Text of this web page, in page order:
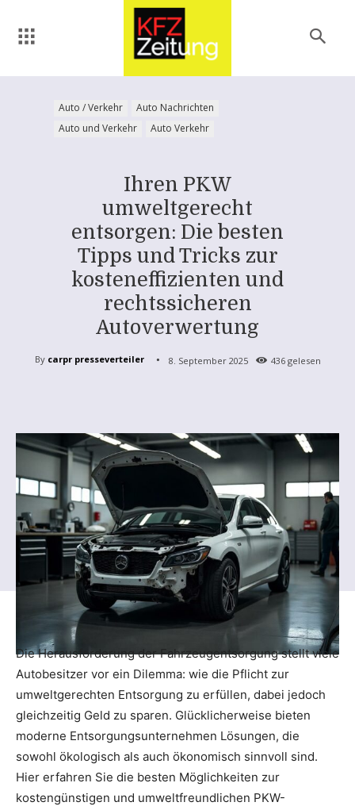
Auto / Verkehr
Auto Nachrichten
Auto und Verkehr
Auto Verkehr
Ihren PKW
umweltgerecht
entsorgen: Die besten
Tipps und Tricks zur
kosteneffizienten und
rechtssicheren
Autoverwertung
By carpr presseverteiler 8. September 2025 436gelesen
Die Herausforderung der Fahrzeugentsorgung stellt viele
Autobesitzer vor ein Dilemma: wie die Pflicht zur
umweltgerechten Entsorgung zu erfüllen, dabei jedoch
gleichzeitig Geld zu sparen. Glücklicherweise bieten
moderne Entsorgungsunternehmen Lösungen, die
sowohl ökologisch als auch ökonomisch sinnvoll sind.
Hier erfahren Sie die besten Möglichkeiten zur
kostengünstigen und umweltfreundlichen PKW-